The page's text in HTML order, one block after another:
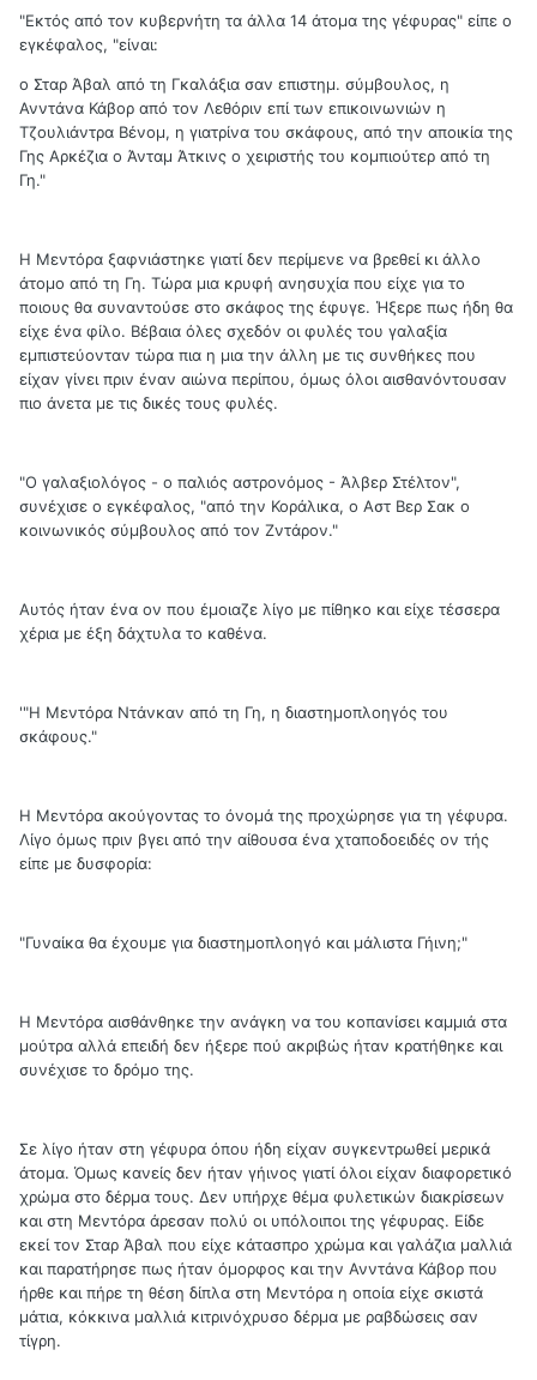
"Εκτός από τον κυβερνήτη τα άλλα 14 άτομα της γέφυρας" είπε ο
εγκέφαλος, "είναι:
o Σταρ Άβαλ από τη Γκαλάξια σαν επιστημ. σύμβουλος, η
Ανντάνα Κάβορ από τον Λεθόριν επί των επικοινωνιών η
Τζουλιάντρα Βένομ, η γιατρίνα του σκάφους, από την αποικία της
Γης Αρκέζια ο Άνταμ Άτκινς ο χειριστής του κομπιούτερ από τη
Γη."
Η Μεντόρα ξαφνιάστηκε γιατί δεν περίμενε να βρεθεί κι άλλο
άτομο από τη Γη. Τώρα μια κρυφή ανησυχία που είχε για το
ποιους θα συναντούσε στο σκάφος της έφυγε. Ήξερε πως ήδη θα
είχε ένα φίλο. Βέβαια όλες σχεδόν οι φυλές του γαλαξία
εμπιστεύονταν τώρα πια η μια την άλλη με τις συνθήκες που
είχαν γίνει πριν έναν αιώνα περίπου, όμως όλοι αισθανόντουσαν
πιο άνετα με τις δικές τους φυλές.
"Ο γαλαξιολόγος - ο παλιός αστρονόμος - Άλβερ Στέλτον",
συνέχισε ο εγκέφαλος, "από την Κοράλικα, ο Αστ Βερ Σακ ο
κοινωνικός σύμβουλος από τον Ζντάρον."
Αυτός ήταν ένα ον που έμοιαζε λίγο με πίθηκο και είχε τέσσερα
χέρια με έξη δάχτυλα το καθένα.
'"Η Μεντόρα Ντάνκαν από τη Γη, η διαστημοπλοηγός του
σκάφους."
Η Μεντόρα ακούγοντας το όνομά της προχώρησε για τη γέφυρα.
Λίγο όμως πριν βγει από την αίθουσα ένα χταποδοειδές ον τής
είπε με δυσφορία:
"Γυναίκα θα έχουμε για διαστημοπλοηγό και μάλιστα Γήινη;"
Η Μεντόρα αισθάνθηκε την ανάγκη να του κοπανίσει καμμιά στα
μούτρα αλλά επειδή δεν ήξερε πού ακριβώς ήταν κρατήθηκε και
συνέχισε το δρόμο της.
Σε λίγο ήταν στη γέφυρα όπου ήδη είχαν συγκεντρωθεί μερικά
άτομα. Όμως κανείς δεν ήταν γήινος γιατί όλοι είχαν διαφορετικό
χρώμα στο δέρμα τους. Δεν υπήρχε θέμα φυλετικών διακρίσεων
και στη Μεντόρα άρεσαν πολύ οι υπόλοιποι της γέφυρας. Είδε
εκεί τον Σταρ Άβαλ που είχε κάτασπρο χρώμα και γαλάζια μαλλιά
και παρατήρησε πως ήταν όμορφος και την Ανντάνα Κάβορ που
ήρθε και πήρε τη θέση δίπλα στη Μεντόρα η οποία είχε σκιστά
μάτια, κόκκινα μαλλιά κιτρινόχρυσο δέρμα με ραβδώσεις σαν
τίγρη.